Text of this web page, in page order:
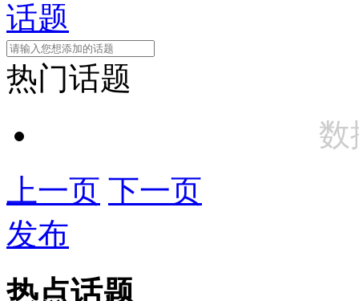
话题
热门话题
数
上一页 下一页
发布
热点话题